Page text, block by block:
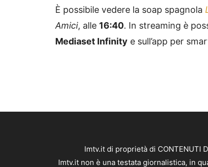
È possibile vedere la soap spagnola
Amici, alle 16:40. In streaming è
Mediaset Infinity e sull’app per
Imtv.it di proprietà di CONTENUTI
Imtv.it non è una testata giornalistica, in